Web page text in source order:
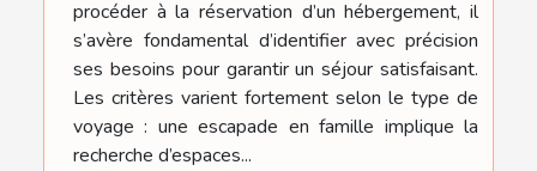
procéder à la réservation d’un hébergement, il
s’avère fondamental d’identifier avec précision
ses besoins pour garantir un séjour satisfaisant.
Les critères varient fortement selon le type de
voyage : une escapade en famille implique la
recherche d’espaces...